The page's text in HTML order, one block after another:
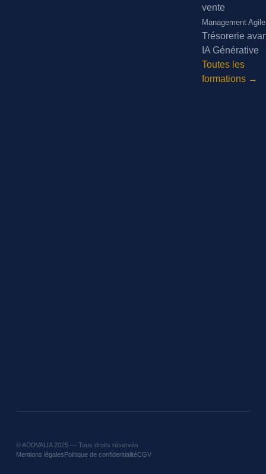
vente
Management Agile
Trésorerie
IA Générative
Toutes les
formations →
©ADDVALIA2025 — Tous droits réservés
Mentions légalesPolitique de confidentialitéCGV